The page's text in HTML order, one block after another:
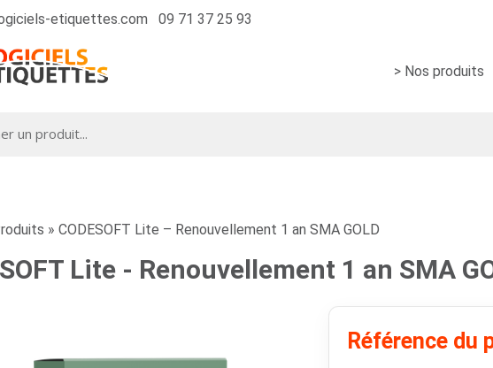
etiquettes.com 09 71 37 25 93
> Nos produits
» CODESOFT Lite – Renouvellement 1 an SMA GOLD
Lite - Renouvellement 1 an SMA
Référence du